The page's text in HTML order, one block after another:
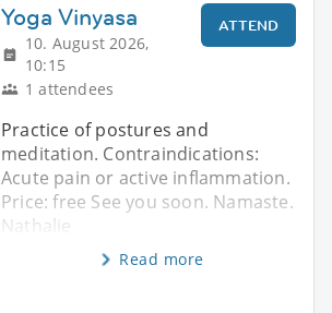
Yoga Vinyasa
10. August 2026,
10:15
1 attendees
ATTEND
Practice of postures and
meditation. Contraindications:
Acute pain or active inflammation.
Price: free See you soon. Namaste.
Nathalie
Read more